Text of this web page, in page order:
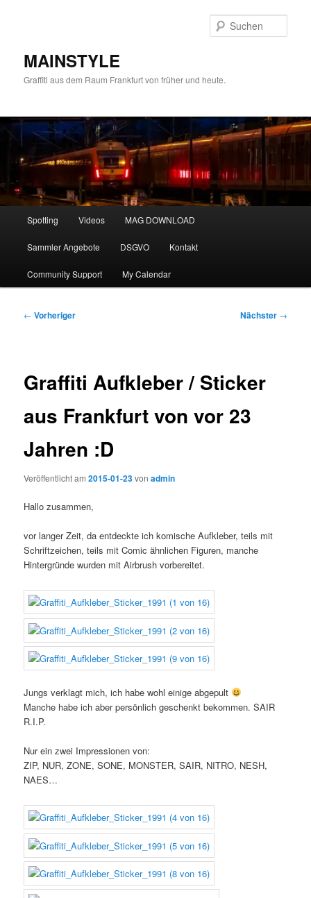
MAINSTYLE
Graffiti aus dem Raum Frankfurt von früher und heute.
Spotting Videos MAG DOWNLOAD
Sammler Angebote DSGVO Kontakt
Community Support My Calendar
Beitragsnavigation
← Vorheriger Nächster →
Graffiti Aufkleber / Sticker
aus Frankfurt von vor 23
Jahren :D
Veröffentlicht am2015-01-23vonadmin
Hallo zusammen,
vor langer Zeit, da entdeckte ich komische Aufkleber, teils mit
Schriftzeichen, teils mit Comic ähnlichen Figuren, manche
Hintergründe wurden mit Airbrush vorbereitet.
Jungs verklagt mich, ich habe wohl einige abgepult
Manche habe ich aber persönlich geschenkt bekommen. SAIR
R.I.P.
Nur ein zwei Impressionen von:
ZIP, NUR, ZONE, SONE, MONSTER, SAIR, NITRO, NESH,
NAES…